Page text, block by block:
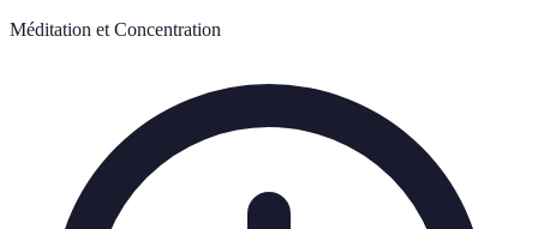
Méditation et Concentration